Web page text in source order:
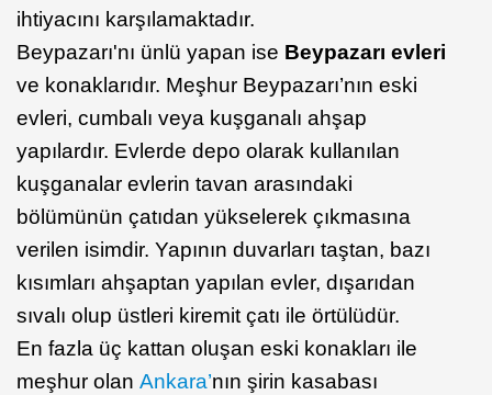
ihtiyacını karşılamaktadır.
Beypazarı'nı ünlü yapan ise Beypazarı evleri
ve konaklarıdır. Meşhur Beypazarı’nın eski
evleri, cumbalı veya kuşganalı ahşap
yapılardır. Evlerde depo olarak kullanılan
kuşganalar evlerin tavan arasındaki
bölümünün çatıdan yükselerek çıkmasına
verilen isimdir. Yapının duvarları taştan, bazı
kısımları ahşaptan yapılan evler, dışarıdan
sıvalı olup üstleri kiremit çatı ile örtülüdür.
En fazla üç kattan oluşan eski konakları ile
meşhur olan Ankara’nın şirin kasabası